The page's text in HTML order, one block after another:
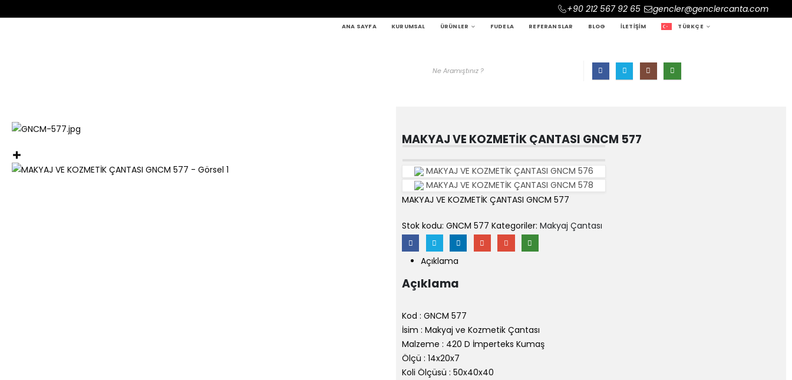
+90 212 567 92 65 gencler@genclercanta.com
ANA SAYFA KURUMSAL ÜRÜNLER FUDELA REFERANSLAR BLOG İLETIŞIM TÜRKÇE
MAKYAJ VE KOZMETİK ÇANTASI GNCM 577
MAKYAJ VE KOZMETİK ÇANTASI GNCM 576
MAKYAJ VE KOZMETİK ÇANTASI GNCM 578
MAKYAJ VE KOZMETİK ÇANTASI GNCM 577
Stok kodu: GNCM 577 Kategoriler: Makyaj Çantası
Açıklama
Açıklama
Kod : GNCM 577
İsim : Makyaj ve Kozmetik Çantası
Malzeme : 420 D İmperteks Kumaş
Ölçü : 14x20x7
Koli Ölçüsü : 50x40x40